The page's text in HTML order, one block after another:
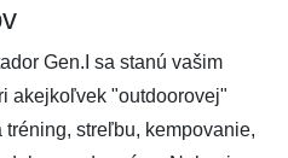
Gen.I sa stanú vašim
akejkoľvek "outdoorovej"
streľbu, kempovanie,